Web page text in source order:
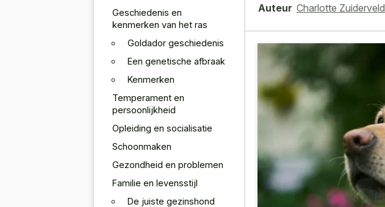
Geschiedenis en
kenmerken van het ras
Goldador geschiedenis
Een genetische afbraak
Kenmerken
Temperament en
persoonlijkheid
Opleiding en socialisatie
Schoonmaken
Gezondheid en problemen
Familie en levensstijl
De juiste gezinshond
Auteur Charlotte Zuiderveld